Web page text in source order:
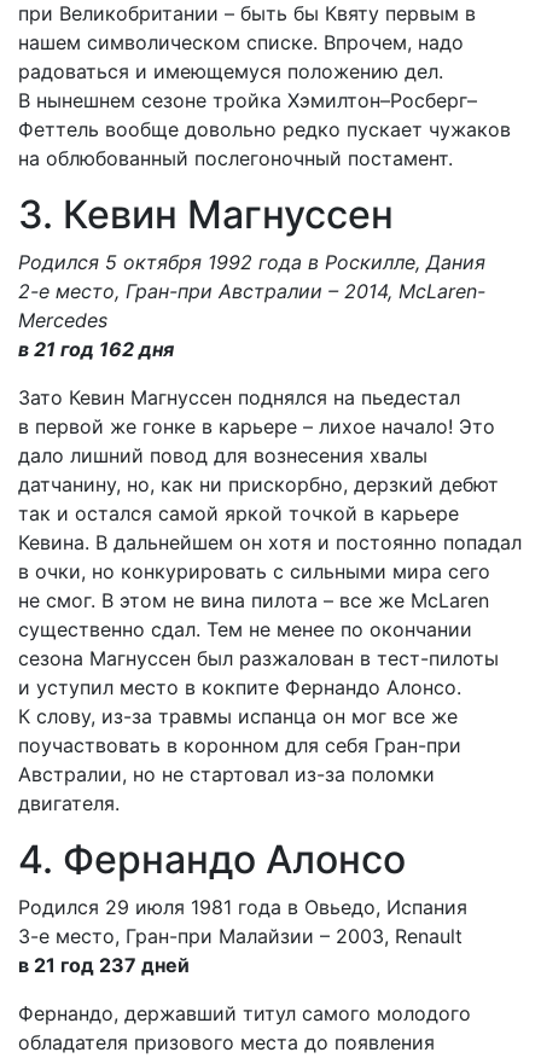
при Великобритании – быть бы Квяту первым в
нашем символическом списке. Впрочем, надо
радоваться и имеющемуся положению дел.
В нынешнем сезоне тройка Хэмилтон–Росберг–
Феттель вообще довольно редко пускает чужаков
на облюбованный послегоночный постамент.
3. Кевин Магнуссен
Родился 5 октября 1992 года в Роскилле, Дания
2-е место, Гран-при Австралии – 2014, McLaren-
Mercedes
в 21 год 162 дня
Зато Кевин Магнуссен поднялся на пьедестал
в первой же гонке в карьере – лихое начало! Это
дало лишний повод для вознесения хвалы
датчанину, но, как ни прискорбно, дерзкий дебют
так и остался самой яркой точкой в карьере
Кевина. В дальнейшем он хотя и постоянно попадал
в очки, но конкурировать с сильными мира сего
не смог. В этом не вина пилота – все же McLaren
существенно cдал. Тем не менее по окончании
сезона Магнуссен был разжалован в тест-пилоты
и уступил место в кокпите Фернандо Алонсо.
К слову, из-за травмы испанца он мог все же
поучаствовать в коронном для себя Гран-при
Австралии, но не стартовал из-за поломки
двигателя.
4. Фернандо Алонсо
Родился 29 июля 1981 года в Овьедо, Испания
3-е место, Гран-при Малайзии – 2003, Renault
в 21 год 237 дней
Фернандо, державший титул самого молодого
обладателя призового места до появления